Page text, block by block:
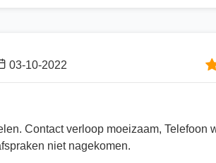
03-10-2022
Contact verloop moeizaam, Telefoon
niet nagekomen.